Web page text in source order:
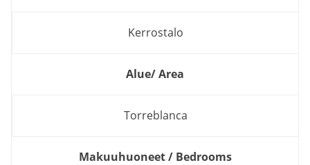
Kerrostalo
Alue/ Area
Torreblanca
Makuuhuoneet / Bedrooms